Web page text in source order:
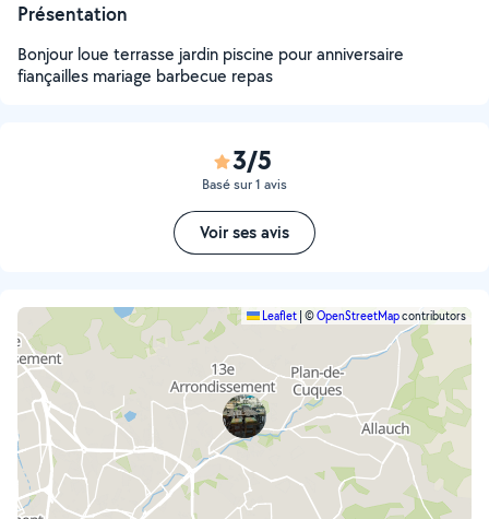
Présentation
Bonjour loue terrasse jardin piscine pour anniversaire
fiançailles mariage barbecue repas
3/5
Basé sur 1 avis
Voir ses avis
Leaflet ©OpenStreetMapcontributors